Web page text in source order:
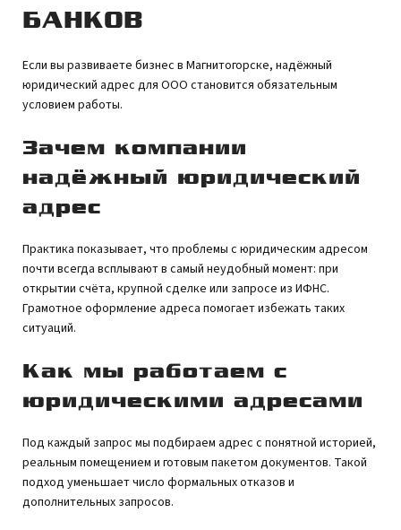
БАНКОВ
Если вы развиваете бизнес в Магнитогорске, надёжный
юридический адрес для ООО становится обязательным
условием работы.
Зачем компании
надёжный юридический
адрес
Практика показывает, что проблемы с юридическим адресом
почти всегда всплывают в самый неудобный момент: при
открытии счёта, крупной сделке или запросе из ИФНС.
Грамотное оформление адреса помогает избежать таких
ситуаций.
Как мы работаем с
юридическими адресами
Под каждый запрос мы подбираем адрес с понятной историей,
реальным помещением и готовым пакетом документов. Такой
подход уменьшает число формальных отказов и
дополнительных запросов.